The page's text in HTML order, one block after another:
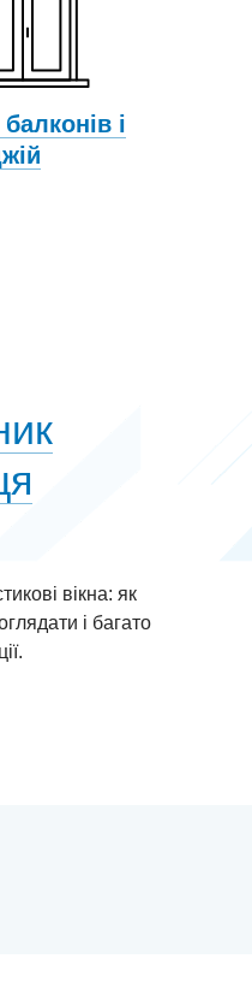
і
вікна: як
і багато